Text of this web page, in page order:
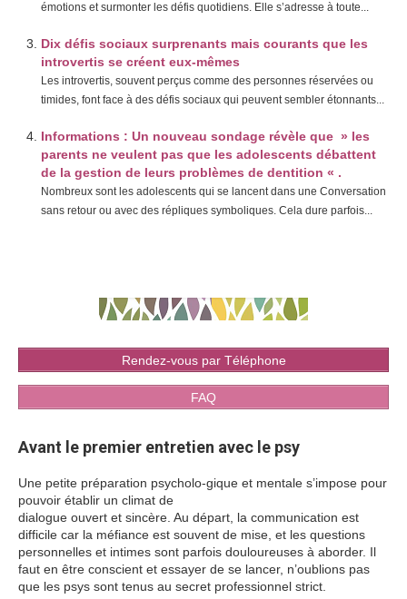
émotions et surmonter les défis quotidiens. Elle s’adresse à toute...
Dix défis sociaux surprenants mais courants que les
introvertis se créent eux-mêmes
Les introvertis, souvent perçus comme des personnes réservées ou
timides, font face à des défis sociaux qui peuvent sembler étonnants...
Informations : Un nouveau sondage révèle que » les
parents ne veulent pas que les adolescents débattent
de la gestion de leurs problèmes de dentition « .
Nombreux sont les adolescents qui se lancent dans une Conversation
sans retour ou avec des répliques symboliques. Cela dure parfois...
Rendez-vous par Téléphone
FAQ
Avant le premier entretien avec le psy
Une petite préparation psycholo-gique et mentale s’impose pour
pouvoir établir un climat de
dialogue ouvert et sincère. Au départ, la communication est
difficile car la méfiance est souvent de mise, et les questions
personnelles et intimes sont parfois douloureuses à aborder. Il
faut en être conscient et essayer de se lancer, n’oublions pas
que les psys sont tenus au secret professionnel strict.